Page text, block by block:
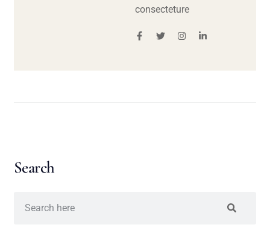
consecteture
Search